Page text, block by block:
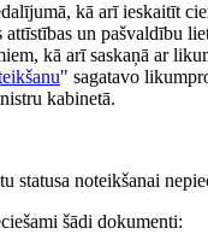
kā arī ieskaitīt
attīstības un pašvaldību
kā arī saskaņā ar
" sagatavo
kabinetā.
noteikšanai
šādi dokumenti: